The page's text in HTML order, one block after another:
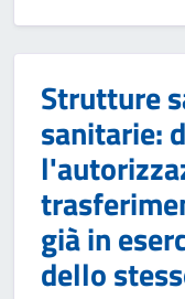
Strutture
sanitarie:
già in
dello